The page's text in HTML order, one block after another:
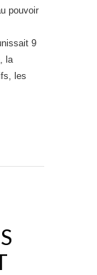
pouvoir
9
la
les